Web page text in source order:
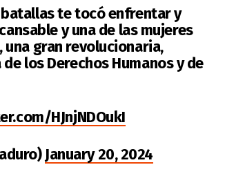
te tocó enfrentar y
y una de las mujeres
gran revolucionaria,
los Derechos Humanos y de
HJnjNDOukI
January 20, 2024